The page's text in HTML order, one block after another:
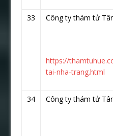
33 Công ty thám tử
https://
tai-nha-trang.html
34 Công ty thám tử